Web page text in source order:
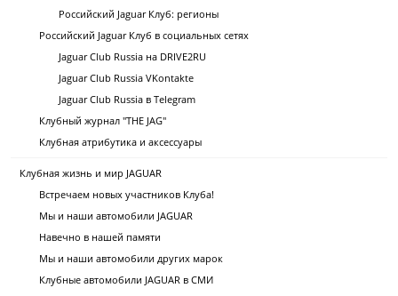
Российский Jaguar Клуб: регионы
Российский Jaguar Клуб в социальных сетях
Jaguar Club Russia на DRIVE2RU
Jaguar Club Russia VKontakte
Jaguar Club Russia в Telegram
Клубный журнал "THE JAG"
Клубная атрибутика и аксессуары
Клубная жизнь и мир JAGUAR
Встречаем новых участников Клуба!
Мы и наши автомобили JAGUAR
Навечно в нашей памяти
Мы и наши автомобили других марок
Клубные автомобили JAGUAR в СМИ